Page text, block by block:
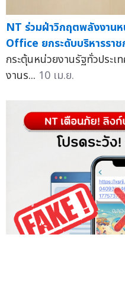
NT ร่วมมือ บ.ทีท
ระบบนิเวศบ้านอั
นายเอกชัย กองเกิด ผู้ช่
ตลาดและสื่อสารองค์กร
Nick Wang ผู้ก่อตั้งและ